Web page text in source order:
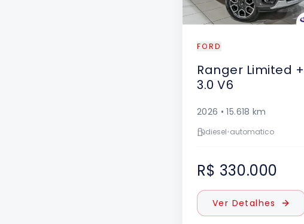
FORD
Ranger Limited +
3.0 V6
2026 •15.618 km
diesel•automatico
R$ 330.000
Ver Detalhes